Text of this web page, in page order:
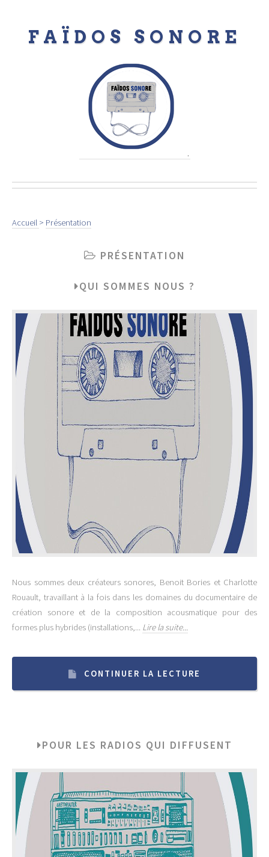
FAÏDOS SONORE
.
Accueil > Présentation
PRÉSENTATION
QUI SOMMES NOUS ?
Nous sommes deux créateurs sonores, Benoit Bories et Charlotte
Rouault, travaillant à la fois dans les domaines du documentaire de
création sonore et de la composition acousmatique pour des
formes plus hybrides (installations,... Lire la suite...
CONTINUER LA LECTURE
POUR LES RADIOS QUI DIFFUSENT